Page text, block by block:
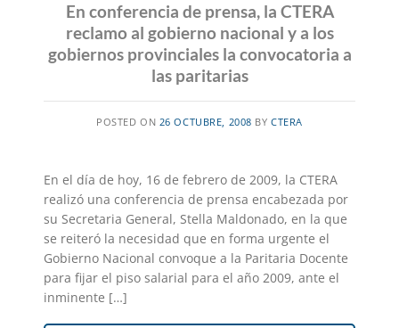
En conferencia de prensa, la CTERA
reclamo al gobierno nacional y a los
gobiernos provinciales la convocatoria a
las paritarias
POSTED ON 26 OCTUBRE, 2008 BY CTERA
En el día de hoy, 16 de febrero de 2009, la CTERA
realizó una conferencia de prensa encabezada por
su Secretaria General, Stella Maldonado, en la que
se reiteró la necesidad que en forma urgente el
Gobierno Nacional convoque a la Paritaria Docente
para fijar el piso salarial para el año 2009, ante el
inminente […]